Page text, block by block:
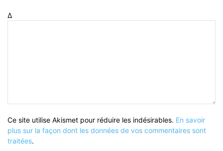
Δ
Ce site utilise Akismet pour réduire les indésirables. En savoir
plus sur la façon dont les données de vos commentaires sont
traitées.